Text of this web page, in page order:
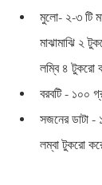
মুলো- ২-৩ টি
মাঝামাঝি ২
লম্বি ৪ টুকরো
বরবটি - ১০০
সজনের ডাটা -
লম্বা টুকরো